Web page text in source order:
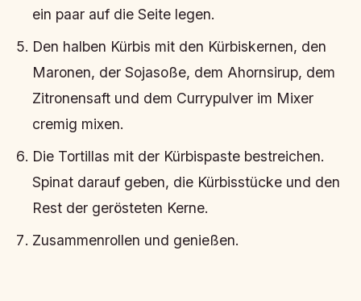
ein paar auf die Seite legen.
Den halben Kürbis mit den Kürbiskernen, den
Maronen, der Sojasoße, dem Ahornsirup, dem
Zitronensaft und dem Currypulver im Mixer
cremig mixen.
Die Tortillas mit der Kürbispaste bestreichen.
Spinat darauf geben, die Kürbisstücke und den
Rest der gerösteten Kerne.
Zusammenrollen und genießen.